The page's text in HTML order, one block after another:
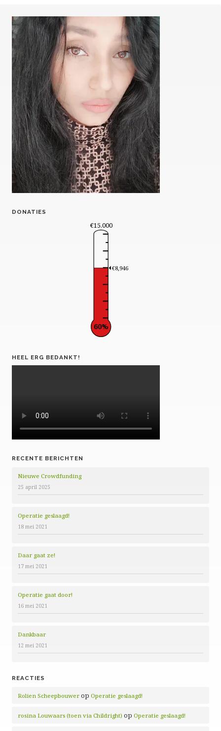
DONATIES
€15,000
€8,946
60%
HEEL ERG BEDANKT!
RECENTE BERICHTEN
Nieuwe Crowdfunding
25 april 2025
Operatie geslaagd!
18 mei 2021
Daar gaat ze!
17 mei 2021
Operatie gaat door!
16 mei 2021
Dankbaar
12 mei 2021
REACTIES
Rolien Scheepbouwer op Operatie geslaagd!
rosina Louwaars (toen via Childright) op Operatie geslaagd!